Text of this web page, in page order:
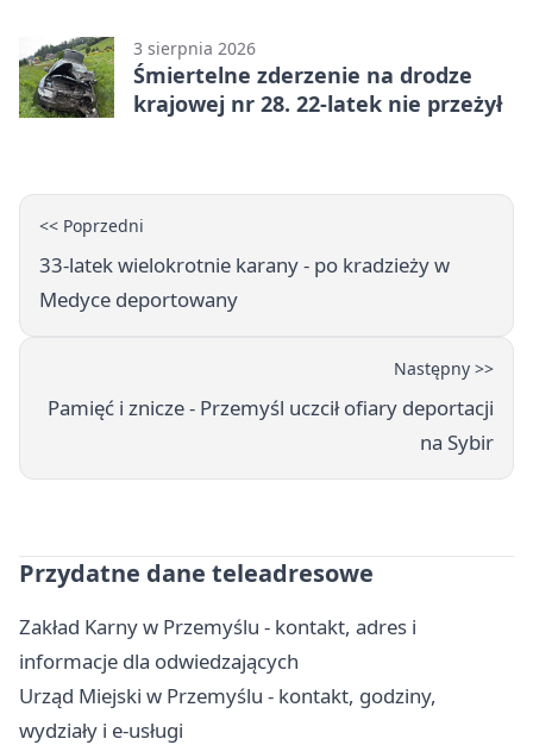
3 sierpnia 2026
Śmiertelne zderzenie na drodze
krajowej nr 28. 22-latek nie przeżył
<< Poprzedni
33-latek wielokrotnie karany - po kradzieży w
Medyce deportowany
Następny >>
Pamięć i znicze - Przemyśl uczcił ofiary deportacji
na Sybir
Przydatne dane teleadresowe
Zakład Karny w Przemyślu - kontakt, adres i
informacje dla odwiedzających
Urząd Miejski w Przemyślu - kontakt, godziny,
wydziały i e-usługi